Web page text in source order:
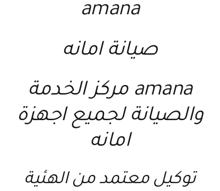
amana
صيانة امانه
amana مركز الخدمة
والصيانة لجميع اجهزة
امانه
توكيل معتمد من الهئية